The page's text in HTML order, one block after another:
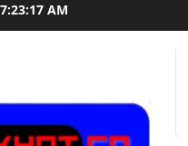
7:23:18 AM